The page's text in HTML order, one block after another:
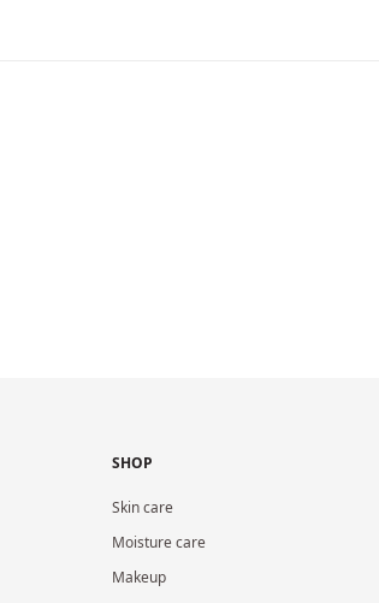
SHOP
Skin care
Moisture care
Makeup